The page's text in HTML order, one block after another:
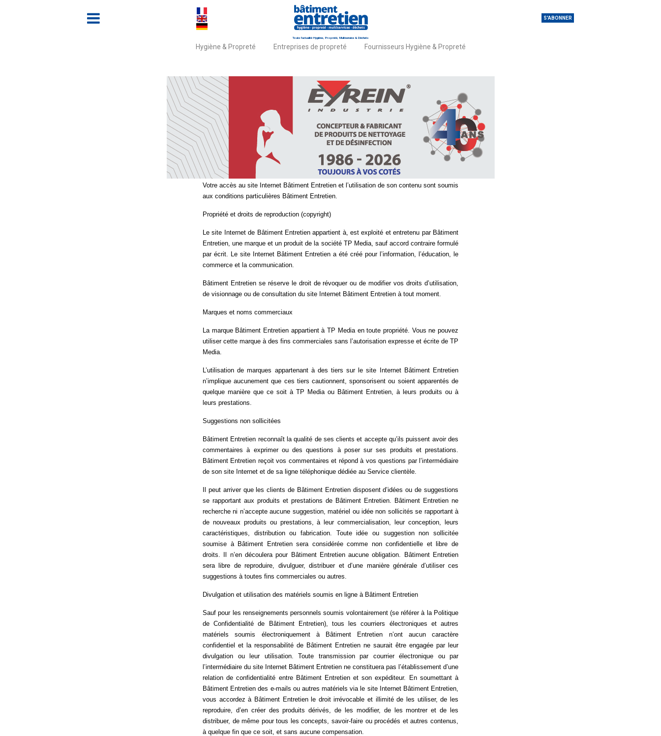
S'ABONNER
Toute l'actualité Hygiène, Propreté, Multiservice & Déchets
Hygiène & Propreté Entreprises de propreté Fournisseurs Hygiène & Propreté
Accueil
MENTIONS LÉGALES
Votre accès au site Internet Bâtiment Entretien et l’utilisation de son contenu sont soumis
aux conditions particulières Bâtiment Entretien.
Propriété et droits de reproduction (copyright)
Le site Internet de Bâtiment Entretien appartient à, est exploité et entretenu par Bâtiment
Entretien, une marque et un produit de la société TP Media, sauf accord contraire formulé
par écrit. Le site Internet Bâtiment Entretien a été créé pour l’information, l’éducation, le
commerce et la communication.
Bâtiment Entretien se réserve le droit de révoquer ou de modifier vos droits d’utilisation,
de visionnage ou de consultation du site Internet Bâtiment Entretien à tout moment.
Marques et noms commerciaux
La marque Bâtiment Entretien appartient à TP Media en toute propriété. Vous ne pouvez
utiliser cette marque à des fins commerciales sans l’autorisation expresse et écrite de TP
Media.
L’utilisation de marques appartenant à des tiers sur le site Internet Bâtiment Entretien
n’implique aucunement que ces tiers cautionnent, sponsorisent ou soient apparentés de
quelque manière que ce soit à TP Media ou Bâtiment Entretien, à leurs produits ou à
leurs prestations.
Suggestions non sollicitées
Bâtiment Entretien reconnaît la qualité de ses clients et accepte qu’ils puissent avoir des
commentaires à exprimer ou des questions à poser sur ses produits et prestations.
Bâtiment Entretien reçoit vos commentaires et répond à vos questions par l’intermédiaire
de son site Internet et de sa ligne téléphonique dédiée au Service clientèle.
Il peut arriver que les clients de Bâtiment Entretien disposent d’idées ou de suggestions
se rapportant aux produits et prestations de Bâtiment Entretien. Bâtiment Entretien ne
recherche ni n’accepte aucune suggestion, matériel ou idée non sollicités se rapportant à
de nouveaux produits ou prestations, à leur commercialisation, leur conception, leurs
caractéristiques, distribution ou fabrication. Toute idée ou suggestion non sollicitée
soumise à Bâtiment Entretien sera considérée comme non confidentielle et libre de
droits. Il n’en découlera pour Bâtiment Entretien aucune obligation. Bâtiment Entretien
sera libre de reproduire, divulguer, distribuer et d’une manière générale d’utiliser ces
suggestions à toutes fins commerciales ou autres.
Divulgation et utilisation des matériels soumis en ligne à Bâtiment Entretien
Sauf pour les renseignements personnels soumis volontairement (se référer à la Politique
de Confidentialité de Bâtiment Entretien), tous les courriers électroniques et autres
matériels soumis électroniquement à Bâtiment Entretien n’ont aucun caractère
confidentiel et la responsabilité de Bâtiment Entretien ne saurait être engagée par leur
divulgation ou leur utilisation. Toute transmission par courrier électronique ou par
l’intermédiaire du site Internet Bâtiment Entretien ne constituera pas l’établissement d’une
relation de confidentialité entre Bâtiment Entretien et son expéditeur. En soumettant à
Bâtiment Entretien des e-mails ou autres matériels via le site Internet Bâtiment Entretien,
vous accordez à Bâtiment Entretien le droit irrévocable et illimité de les utiliser, de les
reproduire, d’en créer des produits dérivés, de les modifier, de les montrer et de les
distribuer, de même pour tous les concepts, savoir-faire ou procédés et autres contenus,
à quelque fin que ce soit, et sans aucune compensation.